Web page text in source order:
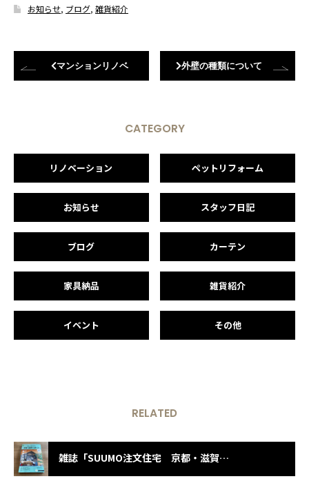
お知らせ, ブログ, 雑貨紹介
マンションリノベ 外壁の種類について
CATEGORY
リノベーション ペットリフォーム
お知らせ スタッフ日記
ブログ カーテン
家具納品 雑貨紹介
イベント その他
RELATED
雑誌「SUUMO注文住宅 京都・滋賀」に掲載されました☆